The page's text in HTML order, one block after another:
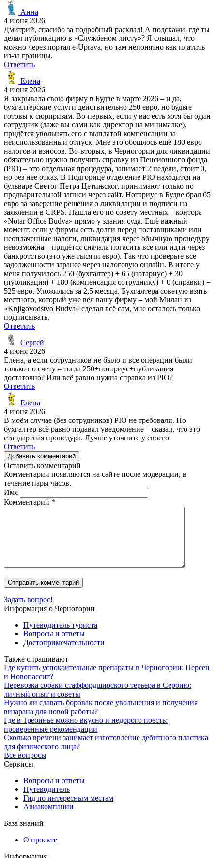
Анна
4 июня 2026
Дмитрий, спасибо за подробный расклад! А подскажи, где ты
делал публикацию в «Службеном листу»? Я слышал, что
можно через портал e-Uprava, но там непонятно как платить
из-за границы.
Ответить
Елена
4 июня 2026
Я закрывала свою фирму в Будве в марте 2026 – и да,
бухгалтерские услуги действительно 250 евро, но будьте
готовы к сюрпризам. Во-первых, если у вас есть хотя бы один
сотрудник (даже вы сами как директор на минималке),
придётся увольнять его с выплатой компенсации за
неиспользованный отпуск. Мне это обошлось ещё 180 евро
налогов и взносов. Во-вторых, в Черногории для ликвидации
обязательно нужно получить справку из Пенсионного фонда
(PIO) – это отдельная процедура, занимает 2 недели, стоит 0,
но без неё отказ. В Подгорице отделение PIO находится на
бульваре Светог Петра Цетињског, принимают только по
предварительной записи через сайт. Нотариус в Будве брал 65
евро за заверение решения о ликвидации и подписи на
заявлении в CRPS. Нашла его по совету местных – контора
«Notar Office Budva» прямо у здания суда. Ещё важный
момент: если у фирмы есть долги перед поставщиками или
неоплаченные налоги, ликвидация через обычную процедуру
невозможна – придётся сначала погасить всё или идти через
банкротство (это уже тысячи евро). Так что проверьте все
задолженности заранее через налоговую онлайн. В итоге у
меня получилось 250 (бухгалтер) + 65 (нотариус) + 30
(публикация) + 180 (компенсация сотруднику) + 0 (справки) =
525 евро. Уложились за 2,5 месяца. Бухгалтера советую взять
местного, который уже вёл вашу фирму – мой Милан из
«Knjigovodstvo Budva» сделал всё сам, мне осталось только
подписывать.
Ответить
Сергей
4 июня 2026
Елена, а если сотрудников не было и все операции были
только по счету – тогда 250+нотариус+публикация
достаточно? Или всё равно нужна справка из PIO?
Ответить
Елена
4 июня 2026
В моём случае (без сотрудников) PIO не требовали. Но
бухгалтер всё равно подавал уведомление – сказал, что это
стандартная процедура. Лучше уточните у своего.
Ответить
Добавить комментарий
Оставить комментарий
Комментарии появляются на сайте после модерации, в
течение пары часов.
Имя
Комментарий *
Задать вопрос!
Информация о Черногории
Путеводитель туриста
Вопросы и ответы
Достопримечательности
Также спрашивают
Где купить успокоительные препараты в Черногории: Персен
и Новопассит?
Перевозка собаки стаффордширского терьера в Сербию:
личный опыт и советы
Нужно ли сдавать боровак после увольнения и получения
визарана для новой работы?
Где в Требинье можно вкусно и недорого поесть:
проверенные рекомендации
Сколько времени занимает изготовление дебитного пластика
для физического лица?
Все вопросы
Сервисы
Вопросы и ответы
Путеводитель
Гид по интересным местам
Авиакомпании
База знаний
О проекте
Информация